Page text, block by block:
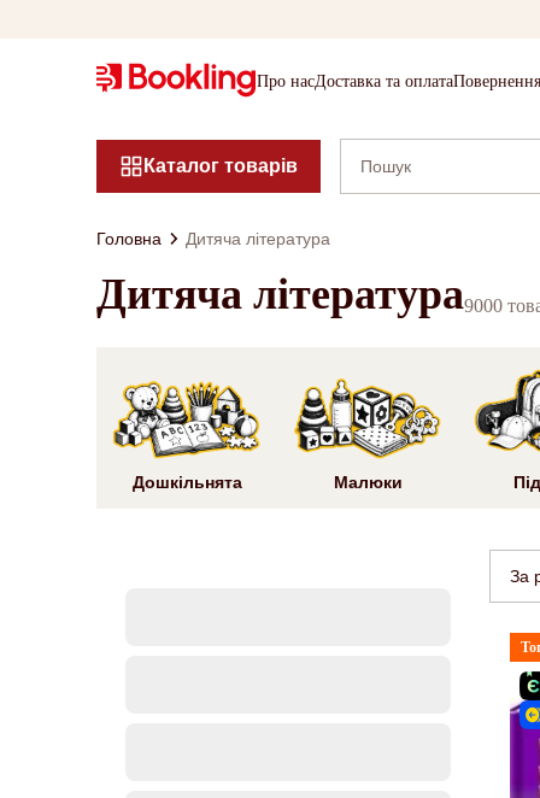
Про насДоставка та оплата
Каталог товарів
Головна Дитяча література
Дитяча література9000
Дошкільнята Малюки
За